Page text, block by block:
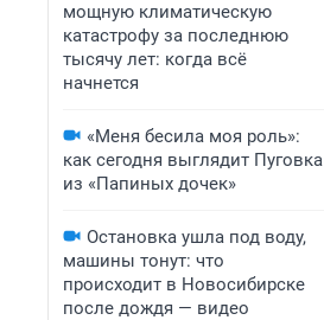
мощную климатическую
катастрофу за последнюю
тысячу лет: когда всё
начнется
«Меня бесила моя роль»:
как сегодня выглядит Пуговка
из «Папиных дочек»
Остановка ушла под воду,
машины тонут: что
происходит в Новосибирске
после дождя — видео